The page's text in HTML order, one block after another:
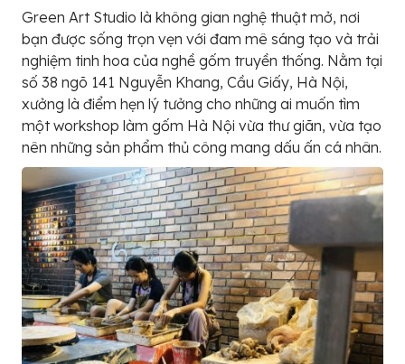
Green Art Studio là không gian nghệ thuật mở, nơi
bạn được sống trọn vẹn với đam mê sáng tạo và trải
nghiệm tinh hoa của nghề gốm truyền thống. Nằm tại
số 38 ngõ 141 Nguyễn Khang, Cầu Giấy, Hà Nội,
xưởng là điểm hẹn lý tưởng cho những ai muốn tìm
một workshop làm gốm Hà Nội vừa thư giãn, vừa tạo
nên những sản phẩm thủ công mang dấu ấn cá nhân.